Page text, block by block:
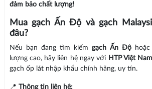
đảm bảo chất lượng!
Mua gạch Ấn Độ và gạch
đâu?
Nếu bạn đang tìm kiếm gạch Ấn Độ
lượng cao, hãy liên hệ ngay với HTP Việt Nam
gạch ốp lát nhập khẩu chính hãng, uy tín.
📍 Thông tin liên hệ: